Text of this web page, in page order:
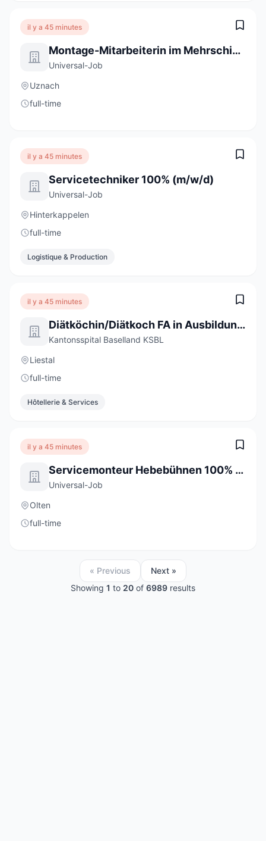
il y a 45 minutes
Montage-Mitarbeiterin im Mehrschichtbetrieb 80 - 100% (m/w/d)
Universal-Job
Uznach
full-time
il y a 45 minutes
Servicetechniker 100% (m/w/d)
Universal-Job
Hinterkappelen
full-time
Logistique & Production
il y a 45 minutes
Diätköchin/Diätkoch FA in Ausbildung 2027 (a) 100%
Kantonsspital Baselland KSBL
Liestal
full-time
Hôtellerie & Services
il y a 45 minutes
Servicemonteur Hebebühnen 100% (m/w/d)
Universal-Job
Olten
full-time
« Previous
Next »
Showing 1 to 20 of 6989 results